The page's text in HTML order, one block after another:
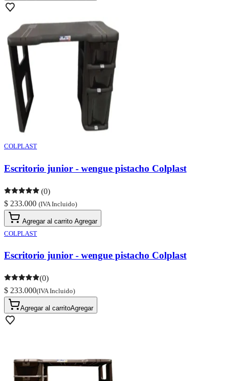
COLPLAST
Escritorio junior - wengue pistacho Colplast
(0)
$ 233.000 (IVA Incluido)
Agregar al carrito Agregar
COLPLAST
Escritorio junior - wengue pistacho Colplast
(0)
$ 233.000(IVA Incluido)
Agregar al carritoAgregar